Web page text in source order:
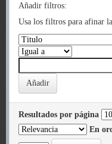
Añadir filtros:
Usa los filtros para afinar
Resultados por página
En